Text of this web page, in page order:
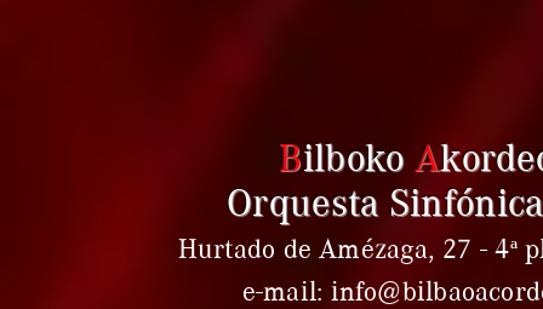
Bilboko A
Orquesta
Hurtado de Amézaga, 27 - 4ª
e-mail: